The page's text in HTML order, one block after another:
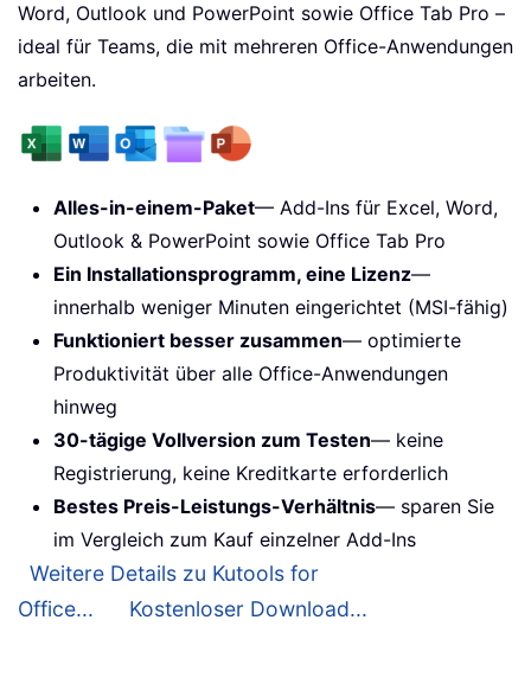
Word, Outlook und PowerPoint sowie Office Tab Pro –
ideal für Teams, die mit mehreren Office-Anwendungen
arbeiten.
Alles-in-einem-Paket— Add-Ins für Excel, Word,
Outlook & PowerPoint sowie Office Tab Pro
Ein Installationsprogramm, eine Lizenz—
innerhalb weniger Minuten eingerichtet (MSI-fähig)
Funktioniert besser zusammen— optimierte
Produktivität über alle Office-Anwendungen
hinweg
30-tägige Vollversion zum Testen— keine
Registrierung, keine Kreditkarte erforderlich
Bestes Preis-Leistungs-Verhältnis— sparen Sie
im Vergleich zum Kauf einzelner Add-Ins
Weitere Details zu Kutools for
Office...
Kostenloser Download...